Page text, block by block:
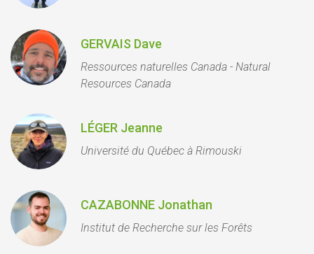
GERVAIS Dave
Ressources naturelles Canada - Natural
Resources Canada
LÉGER Jeanne
Université du Québec à Rimouski
CAZABONNE Jonathan
Institut de Recherche sur les Forêts